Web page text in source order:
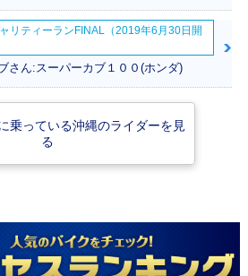
年 CrossCub
・マイナーチェ
ジ
2019年 CrossCub
110・カラーチェン
ジ
リティーランFINAL（2019年6月30日開
さん:スーパーカブ１００(ホンダ)
乗っている沖縄のライダーを見
る